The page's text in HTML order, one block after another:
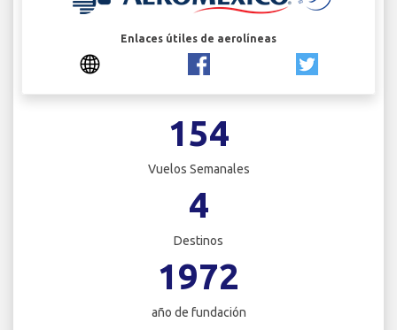
Enlaces útiles de aerolíneas
154
Vuelos Semanales
4
Destinos
1972
año de fundación